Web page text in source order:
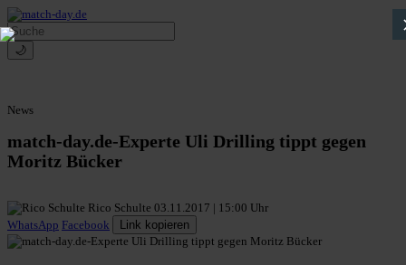
🌙
News
match-day.de-Experte Uli Drilling tippt gegen
Moritz Bücker
Rico Schulte 03.11.2017 | 15:00 Uhr
WhatsApp Facebook Link kopieren